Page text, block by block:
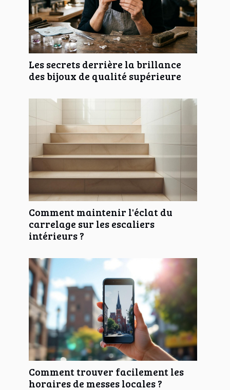
Les secrets derrière la brillance
des bijoux de qualité supérieure
Comment maintenir l'éclat du
carrelage sur les escaliers
intérieurs ?
Comment trouver facilement les
horaires de messes locales ?